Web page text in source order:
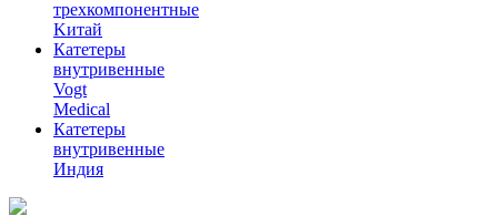
трехкомпонентные
Kитай
Катетеры
внутривенные
Vogt
Medical
Катетеры
внутривенные
Индия